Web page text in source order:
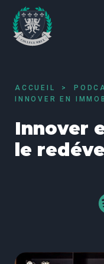
ACCUEIL
INNOVER EN
Innover
le